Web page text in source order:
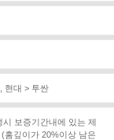
현대 > 투싼
보증기간내에 있는 제
홈깊이가 20%이상 남은